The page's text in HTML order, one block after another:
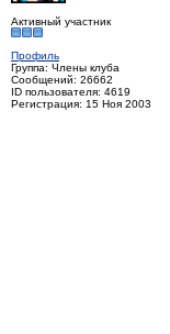
Активный участник
Профиль
Группа: Члены клуба
Сообщений: 26662
ID пользователя: 4619
Регистрация: 15 Ноя 2003